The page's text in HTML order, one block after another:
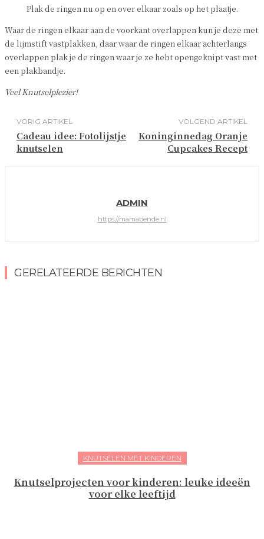
Plak de ringen nu op en over elkaar zoals op het plaatje.
Waar de ringen elkaar aan de voorkant overlappen kun je deze met
de lijmstift vastplakken, daar waar de ringen elkaar achterlangs
overlappen plak je de ringen waar je ze hebt opengeknipt vast met
een plakbandje.
Veel Knutselplezier!
VORIG ARTIKEL
Cadeau idee: Fotolijstje
knutselen
VOLGEND ARTIKEL
Koninginnedag Oranje
Cupcakes Recept
ADMIN
https://mamabende.nl
GERELATEERDE BERICHTEN
KNUTSELEN MET KINDEREN
Knutselprojecten voor kinderen: leuke ideeën
voor elke leeftijd